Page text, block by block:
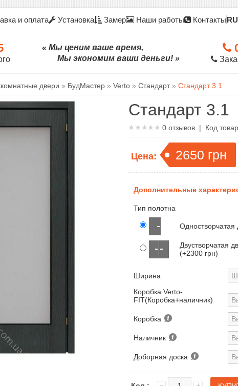
и оплата Установка Замер Наши работы КонтактыRU
« Мы ценим ваше время,
Мы экономим ваши деньги! »
двери » БудМастер » Verto » Стандарт » Стандарт 3.1
Стандарт 3.1
0 отзывов | Код
Цена: 2650 грн
Дополнительные
Тип полотна
Одностворчатая
Двустворчатая
(+2300 грн)
Ширина
Коробка Verto-
FIT(Коробка+наличник)
Коробка
Наличник
Доборная доска